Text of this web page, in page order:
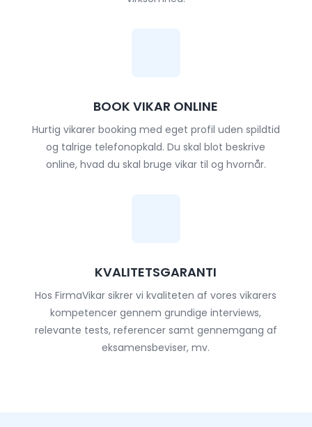
BOOK VIKAR ONLINE
Hurtig vikarer booking med eget profil uden spildtid
og talrige telefonopkald. Du skal blot beskrive
online, hvad du skal bruge vikar til og hvornår.
KVALITETSGARANTI
Hos FirmaVikar sikrer vi kvaliteten af vores vikarers
kompetencer gennem grundige interviews,
relevante tests, referencer samt gennemgang af
eksamensbeviser, mv.